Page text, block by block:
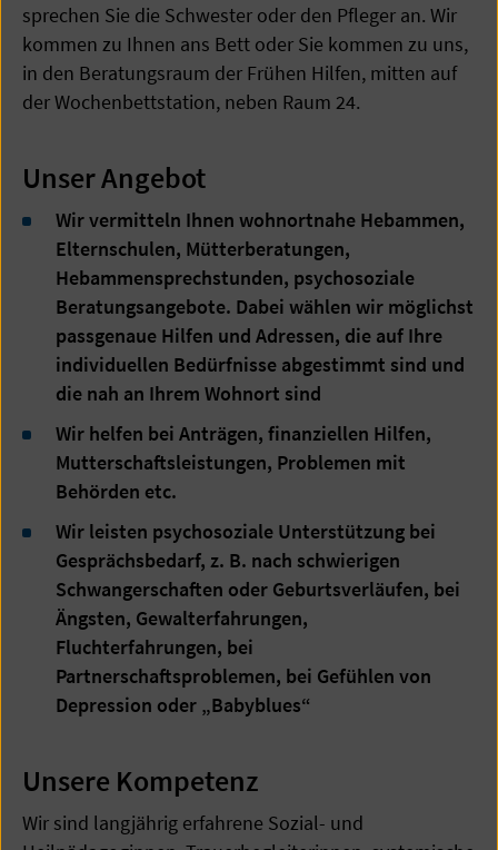
sprechen Sie die Schwester oder den Pfleger an. Wir
kommen zu Ihnen ans Bett oder Sie kommen zu uns,
in den Beratungsraum der Frühen Hilfen, mitten auf
der Wochenbettstation, neben Raum 24.
Unser Angebot
Wir vermitteln Ihnen wohnortnahe Hebammen,
Elternschulen, Mütterberatungen,
Hebammensprechstunden, psychosoziale
Beratungsangebote. Dabei wählen wir möglichst
passgenaue Hilfen und Adressen, die auf Ihre
individuellen Bedürfnisse abgestimmt sind und
die nah an Ihrem Wohnort sind
Wir helfen bei Anträgen, finanziellen Hilfen,
Mutterschaftsleistungen, Problemen mit
Behörden etc.
Wir leisten psychosoziale Unterstützung bei
Gesprächsbedarf, z. B. nach schwierigen
Schwangerschaften oder Geburtsverläufen, bei
Ängsten, Gewalterfahrungen,
Fluchterfahrungen, bei
Partnerschaftsproblemen, bei Gefühlen von
Depression oder „Babyblues“
Unsere Kompetenz
Wir sind langjährig erfahrene Sozial- und